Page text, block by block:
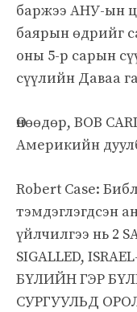
баржээ АНУ-ын
баярын өдрийг
оны 5-р сарын
сүүлийн Даваа
Өнөөдөр, BOB
Америкийн
Robert Case:
тэмдэглэгдсэн
үйлчилгээ нь 2
SIGALLED,
БҮЛИЙН ГЭР
СУРГУУЛЬД